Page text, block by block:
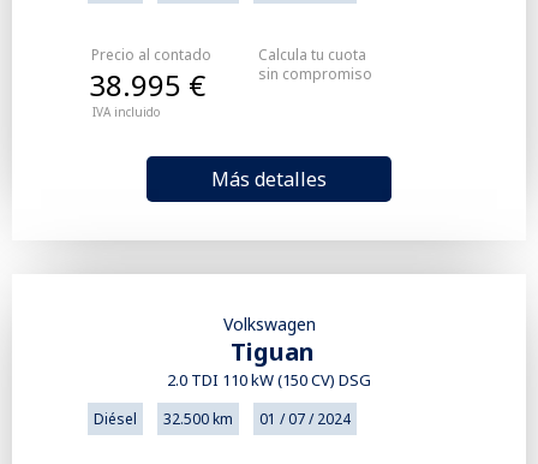
Precio al contado
IVA incluido
38.995 €
Más detalles
Calcula tu cuota
sin compromiso
Volkswagen
Tiguan
2.0 TDI 110 kW (150 CV) DSG
Diésel 32.500 km 01 / 07 / 2024